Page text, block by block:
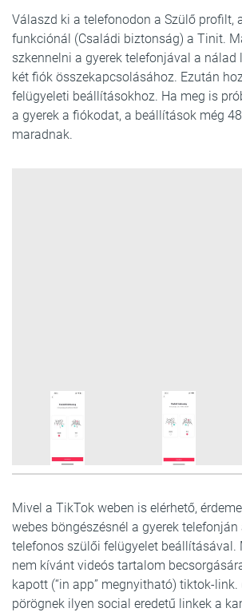
Válaszd ki a telefonodon a Szülő profilt,
funkciónál (Családi biztonság) a Tinit.
szkennelni a gyerek telefonjával a nálad
két fiók összekapcsolásához. Ezután
felügyeleti beállításokhoz. Ha meg is
a gyerek a fiókodat, a beállítások még
maradnak.
Mivel a TikTok weben is elérhető,
webes böngészésnél a gyerek telefonján
telefonos szülői felügyelet beállításával.
nem kívánt videós tartalom
kapott (“in app” megnyitható) tiktok-link.
pörögnek ilyen social eredetű linkek a